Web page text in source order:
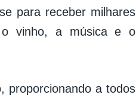
para receber milhares
o vinho, a música e o
proporcionando a todos